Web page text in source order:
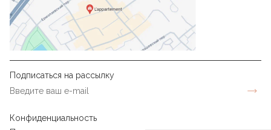
Подписаться на рассылку
Конфиденциальность